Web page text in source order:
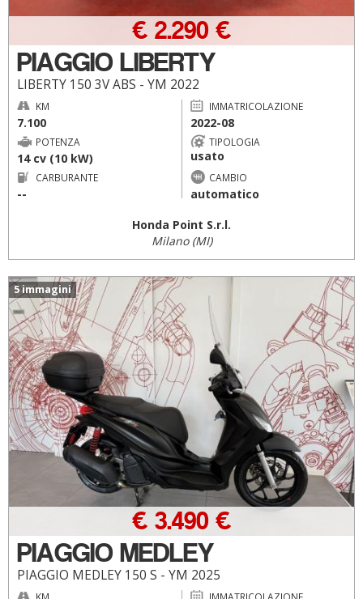
PIAGGIO LIBERTY
LIBERTY 150 3V ABS - YM 2022
€ 2.290 €
KM
7.100
IMMATRICOLAZIONE
2022-08
POTENZA
14 cv (10 kW)
TIPOLOGIA
usato
CARBURANTE
--
CAMBIO
automatico
Honda Point S.r.l.
Milano (MI)
5 immagini
PIAGGIO MEDLEY
PIAGGIO MEDLEY 150 S - YM 2025
€ 3.490 €
KM IMMATRICOLAZIONE